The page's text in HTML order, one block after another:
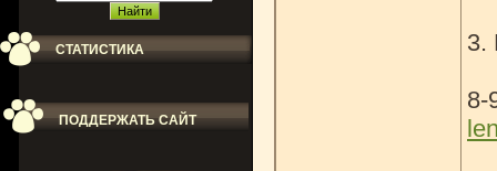
СТАТИСТИКА
ПОДДЕРЖАТЬ САЙТ
3.
8-